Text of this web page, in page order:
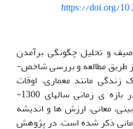
https://doi.org/
و تحلیل چگونگی برآمدن
طبقه ­ی متوسط جدید در ایران از طریق مطالعه و بررسی شاخص­
مانند معماری، اوقات
فراغت، روابط اجتماعی و ... در بازه­ ی زمانی سالهای 1300-
معانی، ارزش­ ها و اندیشه
ذکر شده است. در پژوهش